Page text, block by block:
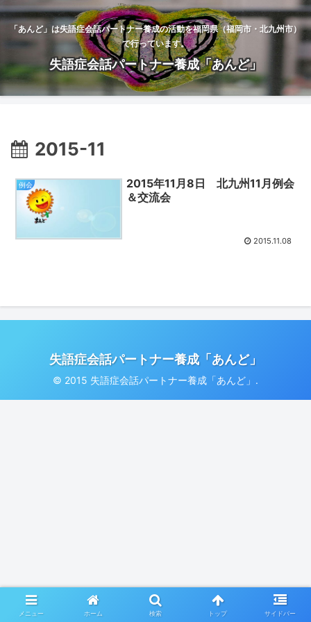
「あんど」は失語症会話パートナー養成の活動を福岡県（福岡市・北九州市）
で行っています。
失語症会話パートナー養成「あんど」
2015-11
例会
2015年11月8日 北九州11月例会
＆交流会
2015.11.08
失語症会話パートナー養成「あんど」
© 2015 失語症会話パートナー養成「あんど」.
メニュー ホーム 検索 トップ サイドバー